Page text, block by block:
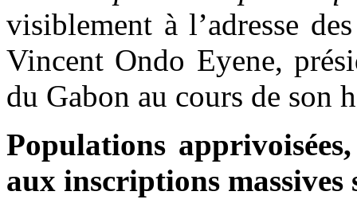
visiblement à l’adresse
Vincent Ondo Eyene,
du Gabon au cours de son
Populations
aux inscriptions massives